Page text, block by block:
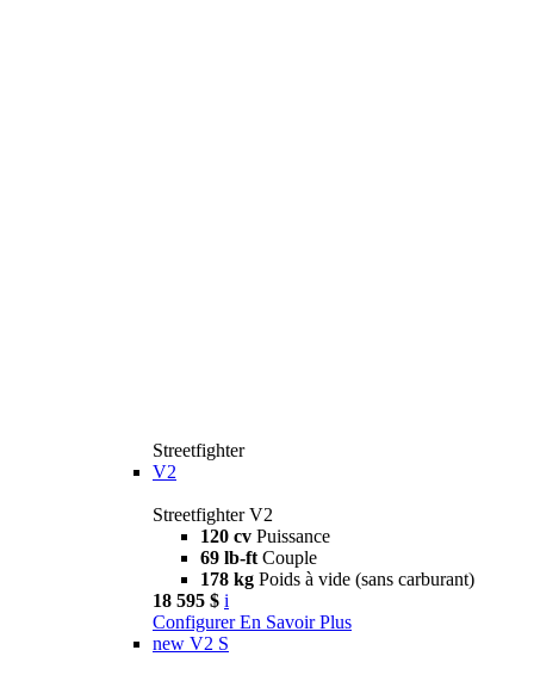
Streetfighter
V2
Streetfighter V2
120 cv Puissance
69 lb-ft Couple
178 kg Poids à vide (sans carburant)
18 595 $ i
Configurer En Savoir Plus
new V2 S